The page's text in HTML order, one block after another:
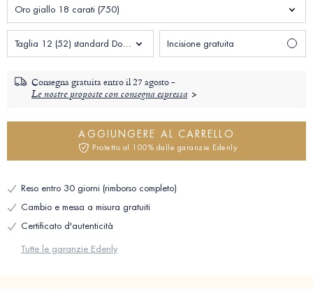
Oro giallo 18 carati (750)
Taglia 12 (52) standard Donna Incisione gratuita
Consegna gratuita entro il27 agosto -
Le nostre proposte con consegna espressa
AGGIUNGERE AL CARRELLO
Protetto al 100% dalle garanzie Edenly
Reso entro 30 giorni (rimborso completo)
Cambio e messa a misura gratuiti
Certificato d'autenticità
Tutte le garanzie Edenly